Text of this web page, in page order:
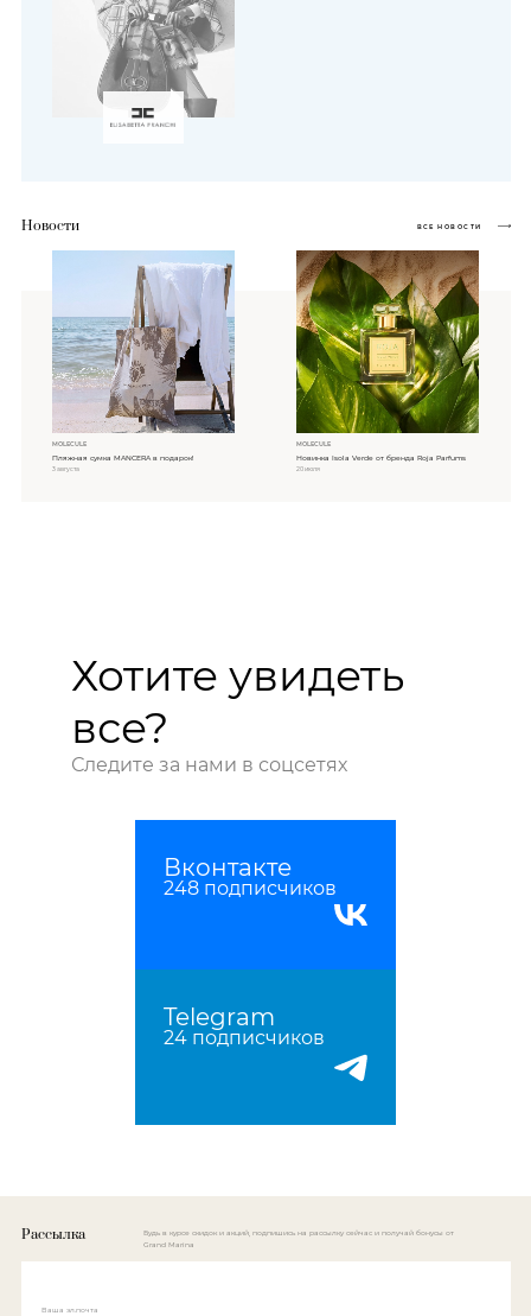
Новости ВСЕ НОВОСТИ
MOLECULE
Пляжная сумка MANCERA в подарок!
3 августа
MOLECULE
Новинка Isola Verde от бренда Roja Parfums
20 июля
Хотите увидеть
все?
Следите за нами в соцсетях
Вконтакте
248 подписчиков
Telegram
24 подписчиков
Рассылка
Будь в курсе скидок и акций, подпишись на рассылку сейчас и получай бонусы от
Grand Marina
Ваша эл.почта